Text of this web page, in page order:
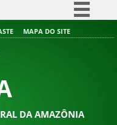
Simplifique!
Acesso à informação
MAPA DO SITE
DA AMAZÔNIA